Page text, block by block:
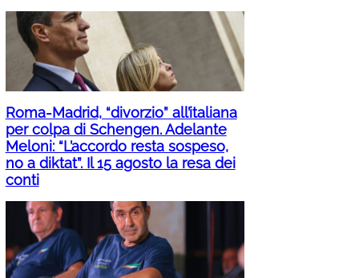
Roma-Madrid, “divorzio” all’italiana
per colpa di Schengen. Adelante
Meloni: “L’accordo resta sospeso,
no a diktat”. Il 15 agosto la resa dei
conti